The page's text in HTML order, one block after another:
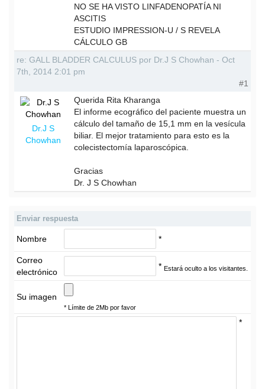
NO SE HA VISTO LINFADENOPATÍA NI
ASCITIS
ESTUDIO IMPRESSION-U / S REVELA
CÁLCULO GB
re: GALL BLADDER CALCULUS por Dr.J S Chowhan - Oct
7th, 2014 2:01 pm
#1
Dr.J S
Chowhan
Querida Rita Kharanga
El informe ecográfico del paciente muestra un
cálculo del tamaño de 15,1 mm en la vesícula
biliar. El mejor tratamiento para esto es la
colecistectomía laparoscópica.
Gracias
Dr. J S Chowhan
Enviar respuesta
Nombre *
Correo
electrónico
* Estará oculto a los visitantes.
Su imagen
* Límite de 2Mb por favor
*